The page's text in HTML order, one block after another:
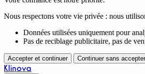
Nous respectons votre vie privée : nous
Données utilisées uniquement pour
Pas de reciblage publicitaire, pas de
Accepter et continuer Continuer sans accepter
Klinova